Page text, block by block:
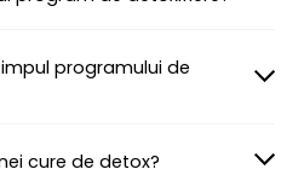
programului de
cure de detox?